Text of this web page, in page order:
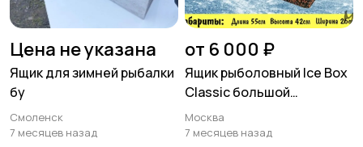
Цена не указана
Ящик для зимней рыбалки
бу
Смоленск
7 месяцев назад
от 6 000 ₽
Ящик рыболовный Ice Box
Сlassic большой
554х260х42
Москва
7 месяцев назад